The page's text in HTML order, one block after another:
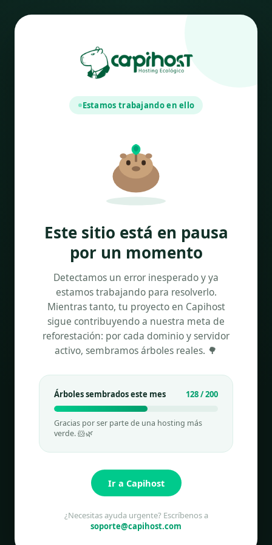
Estamos trabajando en ello
Este sitio está en pausa
por un momento
Detectamos un error inesperado y ya
estamos trabajando para resolverlo.
Mientras tanto, tu proyecto en Capihost
sigue contribuyendo a nuestra meta de
reforestación: por cada dominio y servidor
activo, sembramos árboles reales. 🌳
Árboles sembrados este mes 128 / 200
Gracias por ser parte de una hosting más
verde. 🐹🌿
Ir a Capihost
¿Necesitas ayuda urgente? Escríbenos a
soporte@capihost.com